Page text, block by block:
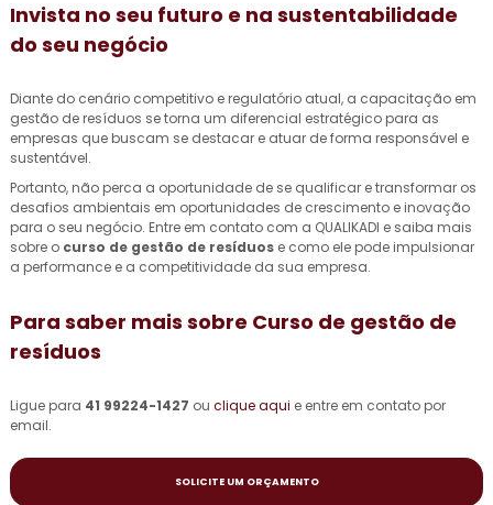
Invista no seu futuro e na sustentabilidade
do seu negócio
Diante do cenário competitivo e regulatório atual, a capacitação em
gestão de resíduos se torna um diferencial estratégico para as
empresas que buscam se destacar e atuar de forma responsável e
sustentável.
Portanto, não perca a oportunidade de se qualificar e transformar os
desafios ambientais em oportunidades de crescimento e inovação
para o seu negócio. Entre em contato com a QUALIKADI e saiba mais
sobre o curso de gestão de resíduos e como ele pode impulsionar
a performance e a competitividade da sua empresa.
Para saber mais sobre Curso de gestão de
resíduos
Ligue para 41 99224-1427 ou clique aqui e entre em contato por
email.
SOLICITE UM ORÇAMENTO